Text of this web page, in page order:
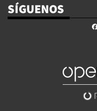
SÍGUENOS